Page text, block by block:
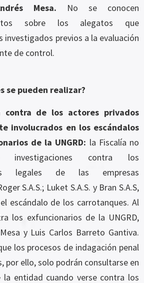
Mesa. No se conocen
sobre los alegatos que
investigados previos a la evaluación
de control.
se pueden realizar?
contra de los actores privados
involucrados en los escándalos
de la UNGRD: la Fiscalía no
investigaciones contra los
legales de las empresas
S.A.S.; Luket S.A.S. y Bran S.A.S,
escándalo de los carrotanques. Al
los exfuncionarios de la UNGRD,
y Luis Carlos Barreto Gantiva.
los procesos de indagación penal
por ello, solo podrán consultarse en
la entidad cuando verse contra los